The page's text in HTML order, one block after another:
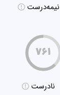
نیمه‌درست
۷۶۱
نادرست